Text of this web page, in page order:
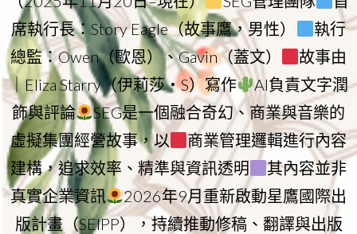
席執行長：Story Eagle（故事鷹，男性）
執行
總監：Owen（歐恩）、Gavin（蓋文）
故事由
｜Eliza Starry（伊莉莎・S）寫作
AI負責文字潤
飾與評論
SEG是一個融合奇幻、商業與音樂的
虛擬集團經營故事，以
商業管理邏輯進行內容
建構，追求效率、精準與資訊透明
其內容並非
真實企業資訊
2026年9月重新啟動星鷹國際出
版計畫（SEIPP），持續推動修稿、翻譯與出版